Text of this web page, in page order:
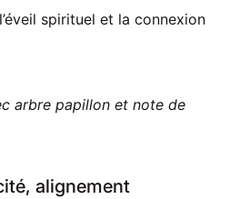
spirituel et la connexion
alignement